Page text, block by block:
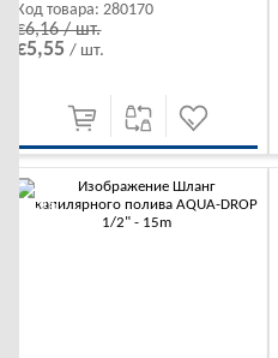
Код товара: 280170
€6,16 / шт.
€5,55/ шт.
-10%